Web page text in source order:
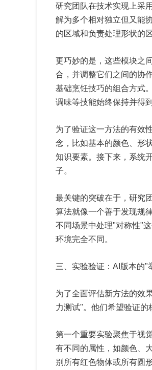
研究团队在技术实现上采
解为多个相对独立但又能
的区域和负责处理形状的
更巧妙的是，这些模块之
合，并调整它们之间的协
基础烹饪技巧的组合方式
调味等技能始终保持并得到
为了验证这一方法的有效
念，比如基本的颜色、形
知识要素。接下来，系统
子。
最关键的突破在于，研究
算法就像一个善于发现规
不同场景中处理"对称性"
环境完全不同。
三、实验验证：AI版本的"
为了全面评估新方法的效
力测试"。他们希望验证的
第一个重要实验聚焦于视
有不同的属性，如颜色、
别所有红色物体或所有圆